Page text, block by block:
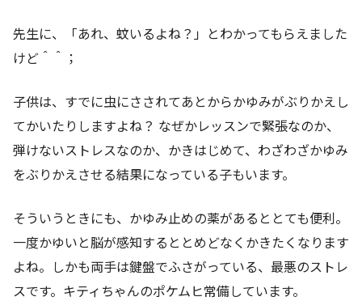
先生に、「あれ、蚊いるよね？」とわかってもらえました
けど＾＾；
子供は、すでに虫にさされてあとからかゆみがぶりかえし
てかいたりしますよね？ なぜかレッスンで緊張なのか、
弾けないストレスなのか、かきはじめて、わざわざかゆみ
をぶりかえさせる結果になっている子もいます。
そういうときにも、かゆみ止めの薬があるととても便利。
一度かゆいと脳が感知するととめどなくかきたくなります
よね。しかも両手は鍵盤でふさがっている、最悪のストレ
スです。キティちゃんのポケムヒ常備しています。